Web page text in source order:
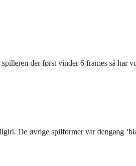
spilleren der først vinder 6 frames så har
De øvrige spilformer var dengang